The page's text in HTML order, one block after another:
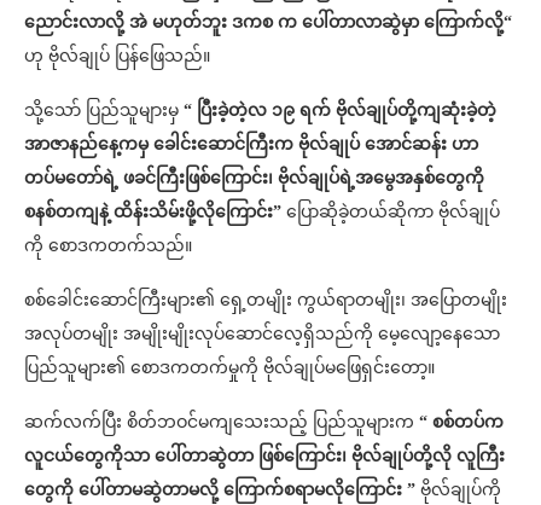
ညောင်းလာလို့ အဲ မဟုတ်ဘူး ဒကစ က ပေါ်တာလာဆွဲမှာ ကြောက်လို့“
ဟု ဗိုလ်ချုပ် ပြန်ဖြေသည်။
သို့သော် ပြည်သူများမှ “ ပြီးခဲ့တဲ့လ ၁၉ ရက် ဗိုလ်ချုပ်တို့ကျဆုံးခဲ့တဲ့
အာဇာနည်နေ့ကမှ ခေါင်းဆောင်ကြီးက ဗိုလ်ချုပ် အောင်ဆန်း ဟာ
တပ်မတော်ရဲ့ ဖခင်ကြီးဖြစ်ကြောင်း၊ ဗိုလ်ချုပ်ရဲ့အမွေအနှစ်တွေကို
စနစ်တကျနဲ့ ထိန်းသိမ်းဖို့လိုကြောင်း” ပြောဆိုခဲ့တယ်ဆိုကာ ဗိုလ်ချုပ်
ကို စောဒကတက်သည်။
စစ်ခေါင်းဆောင်ကြီးများ၏ ရှေ့တမျိုး ကွယ်ရာတမျိုး၊ အပြောတမျိုး
အလုပ်တမျိုး အမျိုးမျိုးလုပ်ဆောင်လေ့ရှိသည်ကို မေ့လျော့နေသော
ပြည်သူများ၏ စောဒကတက်မှုကို ဗိုလ်ချုပ်မဖြေရှင်းတော့။
ဆက်လက်ပြီး စိတ်ဘဝင်မကျသေးသည့် ပြည်သူများက “ စစ်တပ်က
လူငယ်တွေကိုသာ ပေါ်တာဆွဲတာ ဖြစ်ကြောင်း၊ ဗိုလ်ချုပ်တို့လို လူကြီး
တွေကို ပေါ်တာမဆွဲတာမလို့ ကြောက်စရာမလိုကြောင်း ” ဗိုလ်ချုပ်ကို